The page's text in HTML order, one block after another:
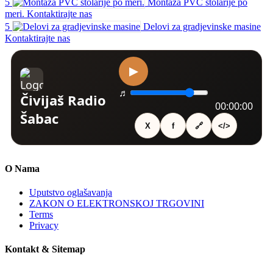
5
Montaža PVC stolarije po
meri. Kontaktirajte nas
5
Delovi za gradjevinske masine
Kontaktirajte nas
O Nama
Uputstvo oglašavanja
ZAKON O ELEKTRONSKOJ TRGOVINI
Terms
Privacy
Kontakt & Sitemap